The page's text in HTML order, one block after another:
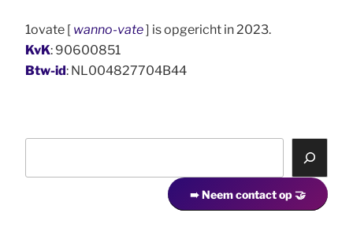
1ovate [ wanno-vate] is opgericht in 2023.
KvK: 90600851
Btw-id: NL004827704B44
➠ Neem contact op 🤝